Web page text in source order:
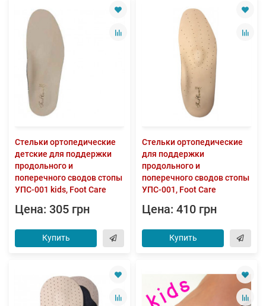
Стельки ортопедические
детские для поддержки
продольного и
поперечного сводов стопы
УПС-001 kids, Foot Care
Цена: 305 грн
Купить
Стельки ортопедические
для поддержки
продольного и
поперечного сводов стопы
УПС-001, Foot Care
Цена: 410 грн
Купить